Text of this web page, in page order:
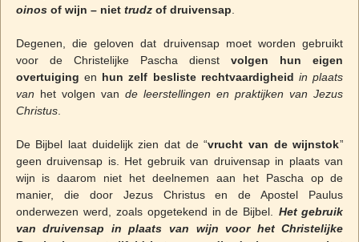
oinosof wijn – niet trudzof druivensap
Degenen, die geloven dat druivensap moet worden gebruikt
voor de Christelijke Pascha dienstvolgen hun eigen
overtuiging en hun zelf besliste rechtvaardigheid in plaats
van het volgen van de leerstellingen en praktijken van Jezus
Christus.
De Bijbel laat duidelijk zien dat de “vrucht van de wijnstok”
geen druivensap is. Het gebruik van druivensap in plaats van
wijn is daarom niet het deelnemen aan het Pascha op de
manier, die door Jezus Christus en de Apostel Paulus
onderwezen werd, zoals opgetekend in de Bijbel. Het gebruik
van druivensap in plaats van wijn voor het Christelijke